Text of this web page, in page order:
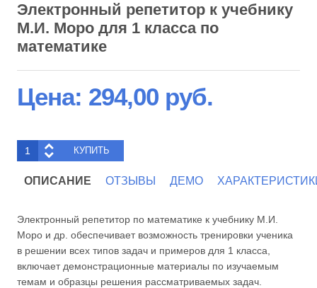
Электронный репетитор к учебнику
М.И. Моро для 1 класса по
математике
Цена: 294,00 руб.
ОПИСАНИЕ ОТЗЫВЫ ДЕМО
Электронный репетитор по математике к учебнику М.И.
Моро и др. обеспечивает возможность тренировки ученика
в решении всех типов задач и примеров для 1 класса,
включает демонстрационные материалы по изучаемым
темам и образцы решения рассматриваемых задач.